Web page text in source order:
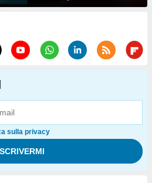
sulla privacy